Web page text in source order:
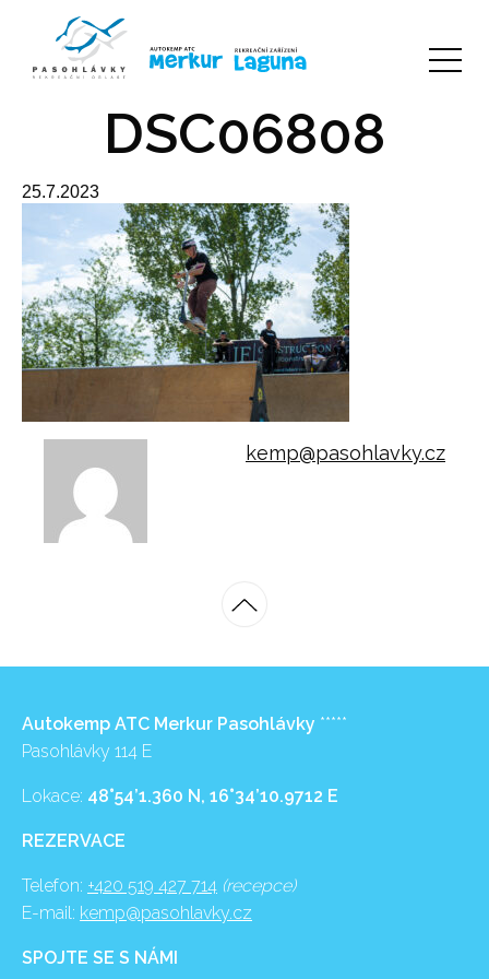
DSC06808
25.7.2023
kemp@pasohlavky.cz
Autokemp ATC Merkur Pasohlávky *****
Pasohlávky 114 E
Lokace: 48°54’1.360 N, 16°34’10.9712 E
REZERVACE
Telefon: +420 519 427 714 (recepce)
E-mail: kemp@pasohlavky.cz
SPOJTE SE S NÁMI